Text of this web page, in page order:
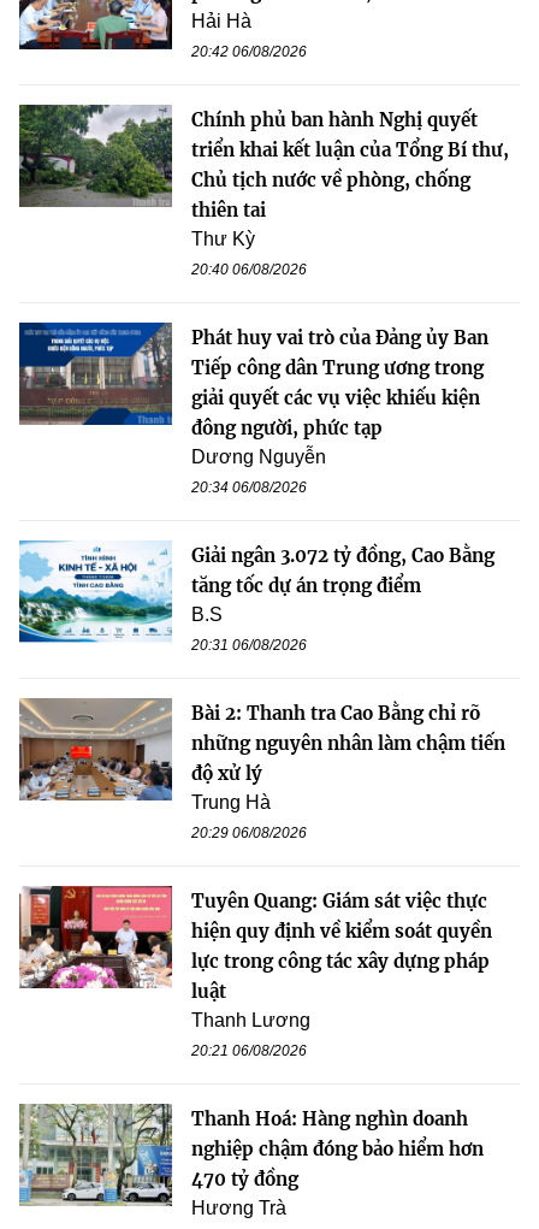
Hải Hà
20:42 06/08/2026
Chính phủ ban hành Nghị quyết
triển khai kết luận của Tổng Bí thư,
Chủ tịch nước về phòng, chống
thiên tai
Thư Kỳ
20:40 06/08/2026
Phát huy vai trò của Đảng ủy Ban
Tiếp công dân Trung ương trong
giải quyết các vụ việc khiếu kiện
đông người, phức tạp
Dương Nguyễn
20:34 06/08/2026
Giải ngân 3.072 tỷ đồng, Cao Bằng
tăng tốc dự án trọng điểm
B.S
20:31 06/08/2026
Bài 2: Thanh tra Cao Bằng chỉ rõ
những nguyên nhân làm chậm tiến
độ xử lý
Trung Hà
20:29 06/08/2026
Tuyên Quang: Giám sát việc thực
hiện quy định về kiểm soát quyền
lực trong công tác xây dựng pháp
luật
Thanh Lương
20:21 06/08/2026
Thanh Hoá: Hàng nghìn doanh
nghiệp chậm đóng bảo hiểm hơn
470 tỷ đồng
Hương Trà